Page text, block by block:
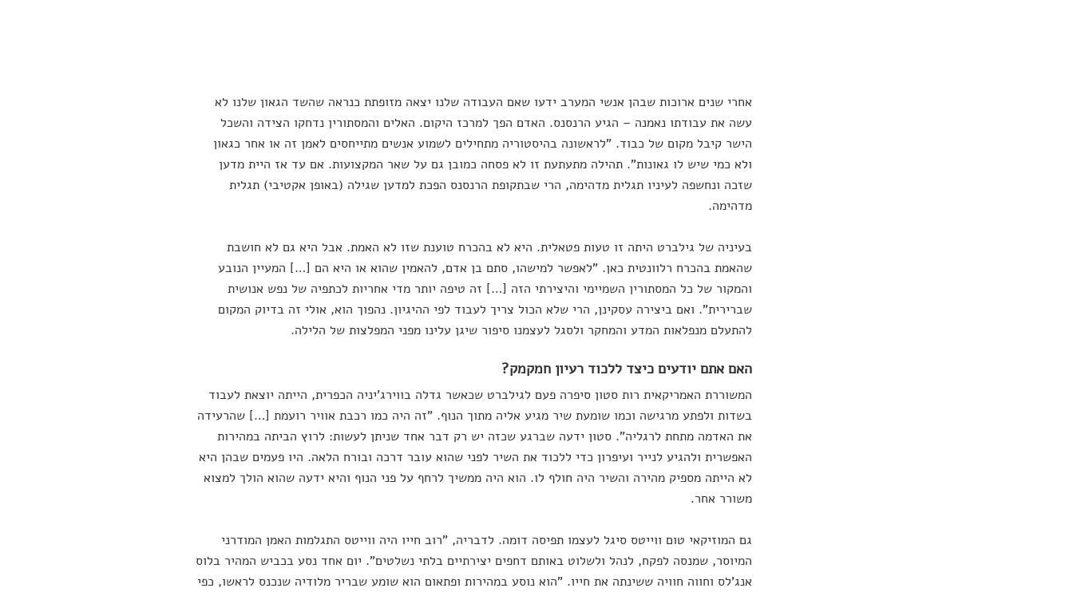
אחרי שנים ארוכות שבהן אנשי המערב ידעו שאם העבודה שלנו יצאה מזופתת כנראה שהשד הגאון שלנו לא
עשה את עבודתו נאמנה – הגיע הרנסנס. האדם הפך למרכז היקום. האלים והמסתורין נדחקו הצידה והשכל
הישר קיבל מקום של כבוד. "לראשונה בהיסטוריה מתחילים לשמוע אנשים מתייחסים לאמן זה או אחר כגאון
ולא כמי שיש לו גאונות". תהילה מתעתעת זו לא פסחה כמובן גם על שאר המקצועות. אם עד אז היית מדען
שזכה ונחשפה לעיניו תגלית מדהימה, הרי שבתקופת הרנסנס הפכת למדען שגילה (באופן אקטיבי) תגלית
מדהימה.
בעיניה של גילברט היתה זו טעות פטאלית. היא לא בהכרח טוענת שזו לא האמת. אבל היא גם לא חושבת
שהאמת בהכרח רלוונטית כאן. "לאפשר למישהו, סתם בן אדם, להאמין שהוא או היא הם […] המעיין הנובע
והמקור של כל המסתורין השמיימי והיצירתי הזה […] זה טיפה יותר מדי אחריות לכתפיה של נפש אנושית
שברירית". ואם ביצירה עסקינן, הרי שלא הכול צריך לעבוד לפי ההיגיון. נהפוך הוא, אולי זה בדיוק המקום
להתעלם מנפלאות המדע והמחקר ולסגל לעצמנו סיפור שיגן עלינו מפני המפלצות של הלילה.
האם אתם יודעים כיצד ללכוד רעיון חמקמק?
המשוררת האמריקאית רות סטון סיפרה פעם לגילברט שכאשר גדלה בווירג'יניה הכפרית, הייתה יוצאת לעבוד
בשדות ולפתע מרגישה וכמו שומעת שיר מגיע אליה מתוך הנוף. "זה היה כמו רכבת אוויר רועמת […] שהרעידה
את האדמה מתחת לרגליה". סטון ידעה שברגע שכזה יש רק דבר אחד שניתן לעשות: לרוץ הביתה במהירות
האפשרית ולהגיע לנייר ועיפרון כדי ללכוד את השיר לפני שהוא עובר דרכה ובורח הלאה. היו פעמים שבהן היא
לא הייתה מספיק מהירה והשיר היה חולף לו. הוא היה ממשיך לרחף על פני הנוף והיא ידעה שהוא הולך למצוא
משורר אחר.
גם המוזיקאי טום ווייטס סיגל לעצמו תפיסה דומה. לדבריה, "רוב חייו היה ווייטס התגלמות האמן המודרני
המיוסר, שמנסה לפקח, לנהל ולשלוט באותם דחפים יצירתיים בלתי נשלטים". יום אחד נסע בכביש המהיר בלוס
אנג'לס וחווה חוויה ששינתה את חייו. "הוא נוסע במהירות ופתאום הוא שומע שבריר מלודיה שנכנס לראשו, כפי